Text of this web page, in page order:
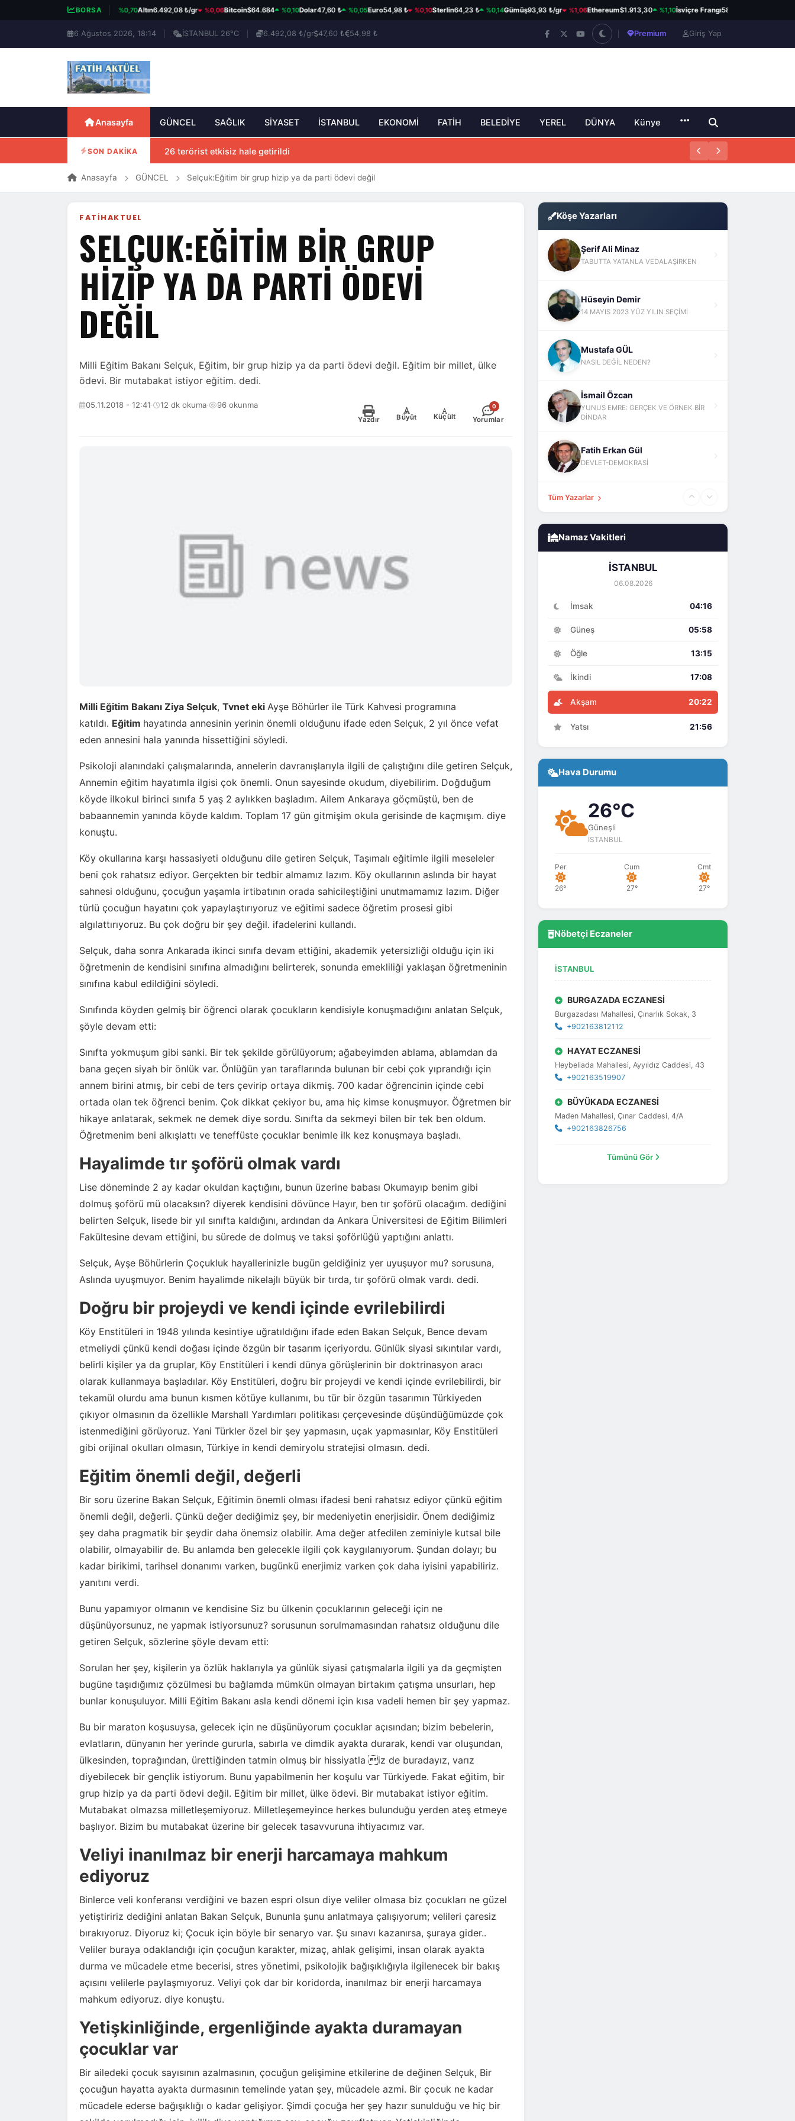
BORSA
BIST 10013.798,82 %0,70Altın6.492,08 ₺/gr %0,06Bitcoin$64.684 %0,10Dolar47,60 ₺ %0,05Euro54,98 ₺ %0,10Sterlin64,23 ₺ %0,14Gümüş93,93 ₺/gr %1,06Ethereum$1.913,30 %1,10İsviçre Frangı58,60 ₺
6 Ağustos 2026, 18:14 İSTANBUL 26°C 6.492,08 ₺/gr 47,60 ₺ 54,98 ₺ Premium Giriş Yap
Anasayfa GÜNCEL SAĞLIK SİYASET İSTANBUL EKONOMİ FATİH BELEDİYE YEREL DÜNYA Künye
SON DAKİKA 26 terörist etkisiz hale getirildi
Anasayfa GÜNCEL Selçuk:Eğitim bir grup hizip ya da parti ödevi değil
FATIHAKTUEL
SELÇUK:EĞITIM BIR GRUP
HIZIP YA DA PARTI ÖDEVI
DEĞIL
Milli Eğitim Bakanı Selçuk, Eğitim, bir grup hizip ya da parti ödevi değil. Eğitim bir millet, ülke
ödevi. Bir mutabakat istiyor eğitim. dedi.
05.11.2018 - 12:41· 12 dk okuma· 96 okunma
Yazdır
+
Büyüt
-
Küçült
0
Yorumlar
Milli Eğitim Bakanı Ziya Selçuk, Tvnet eki Ayşe Böhürler ile Türk Kahvesi programına
katıldı. Eğitim hayatında annesinin yerinin önemli olduğunu ifade eden Selçuk, 2 yıl önce vefat
eden annesini hala yanında hissettiğini söyledi.
Psikoloji alanındaki çalışmalarında, annelerin davranışlarıyla ilgili de çalıştığını dile getiren Selçuk,
Annemin eğitim hayatımla ilgisi çok önemli. Onun sayesinde okudum, diyebilirim. Doğduğum
köyde ilkokul birinci sınıfa 5 yaş 2 aylıkken başladım. Ailem Ankaraya göçmüştü, ben de
babaannemin yanında köyde kaldım. Toplam 17 gün gitmişim okula gerisinde de kaçmışım. diye
konuştu.
Köy okullarına karşı hassasiyeti olduğunu dile getiren Selçuk, Taşımalı eğitimle ilgili meseleler
beni çok rahatsız ediyor. Gerçekten bir tedbir almamız lazım. Köy okullarının aslında bir hayat
sahnesi olduğunu, çocuğun yaşamla irtibatının orada sahicileştiğini unutmamamız lazım. Diğer
türlü çocuğun hayatını çok yapaylaştırıyoruz ve eğitimi sadece öğretim prosesi gibi
algılattırıyoruz. Bu çok doğru bir şey değil. ifadelerini kullandı.
Selçuk, daha sonra Ankarada ikinci sınıfa devam ettiğini, akademik yetersizliği olduğu için iki
öğretmenin de kendisini sınıfına almadığını belirterek, sonunda emekliliği yaklaşan öğretmeninin
sınıfına kabul edildiğini söyledi.
Sınıfında köyden gelmiş bir öğrenci olarak çocukların kendisiyle konuşmadığını anlatan Selçuk,
şöyle devam etti:
Sınıfta yokmuşum gibi sanki. Bir tek şekilde görülüyorum; ağabeyimden ablama, ablamdan da
bana geçen siyah bir önlük var. Önlüğün yan taraflarında bulunan bir cebi çok yıprandığı için
annem birini atmış, bir cebi de ters çevirip ortaya dikmiş. 700 kadar öğrencinin içinde cebi
ortada olan tek öğrenci benim. Çok dikkat çekiyor bu, ama hiç kimse konuşmuyor. Öğretmen bir
hikaye anlatarak, sekmek ne demek diye sordu. Sınıfta da sekmeyi bilen bir tek ben oldum.
Öğretmenim beni alkışlattı ve teneffüste çocuklar benimle ilk kez konuşmaya başladı.
Hayalimde tır şoförü olmak vardı
Lise döneminde 2 ay kadar okuldan kaçtığını, bunun üzerine babası Okumayıp benim gibi
dolmuş şoförü mü olacaksın? diyerek kendisini dövünce Hayır, ben tır şoförü olacağım. dediğini
belirten Selçuk, lisede bir yıl sınıfta kaldığını, ardından da Ankara Üniversitesi de Eğitim Bilimleri
Fakültesine devam ettiğini, bu sürede de dolmuş ve taksi şoförlüğü yaptığını anlattı.
Selçuk, Ayşe Böhürlerin Çoçukluk hayallerinizle bugün geldiğiniz yer uyuşuyor mu? sorusuna,
Aslında uyuşmuyor. Benim hayalimde nikelajlı büyük bir tırda, tır şoförü olmak vardı. dedi.
Doğru bir projeydi ve kendi içinde evrilebilirdi
Köy Enstitüleri in 1948 yılında kesintiye uğratıldığını ifade eden Bakan Selçuk, Bence devam
etmeliydi çünkü kendi doğası içinde özgün bir tasarım içeriyordu. Günlük siyasi sıkıntılar vardı,
belirli kişiler ya da gruplar, Köy Enstitüleri i kendi dünya görüşlerinin bir doktrinasyon aracı
olarak kullanmaya başladılar. Köy Enstitüleri, doğru bir projeydi ve kendi içinde evrilebilirdi, bir
tekamül olurdu ama bunun kısmen kötüye kullanımı, bu tür bir özgün tasarımın Türkiyeden
çıkıyor olmasının da özellikle Marshall Yardımları politikası çerçevesinde düşündüğümüzde çok
istenmediğini görüyoruz. Yani Türkler özel bir şey yapmasın, uçak yapmasınlar, Köy Enstitüleri
gibi orijinal okulları olmasın, Türkiye in kendi demiryolu stratejisi olmasın. dedi.
Eğitim önemli değil, değerli
Bir soru üzerine Bakan Selçuk, Eğitimin önemli olması ifadesi beni rahatsız ediyor çünkü eğitim
önemli değil, değerli. Çünkü değer dediğimiz şey, bir medeniyetin enerjisidir. Önem dediğimiz
şey daha pragmatik bir şeydir daha önemsiz olabilir. Ama değer atfedilen zeminiyle kutsal bile
olabilir, olmayabilir de. Bu anlamda ben gelecekle ilgili çok kaygılanıyorum. Şundan dolayı; bu
kadar birikimi, tarihsel donanımı varken, bugünkü enerjimiz varken çok daha iyisini yapabiliriz.
yanıtını verdi.
Bunu yapamıyor olmanın ve kendisine Siz bu ülkenin çocuklarının geleceği için ne
düşünüyorsunuz, ne yapmak istiyorsunuz? sorusunun sorulmamasından rahatsız olduğunu dile
getiren Selçuk, sözlerine şöyle devam etti:
Sorulan her şey, kişilerin ya özlük haklarıyla ya günlük siyasi çatışmalarla ilgili ya da geçmişten
bugüne taşıdığımız çözülmesi bu bağlamda mümkün olmayan birtakım çatışma unsurları, hep
bunlar konuşuluyor. Milli Eğitim Bakanı asla kendi dönemi için kısa vadeli hemen bir şey yapmaz.
Bu bir maraton koşusuysa, gelecek için ne düşünüyorum çocuklar açısından; bizim bebelerin,
evlatların, dünyanın her yerinde gururla, sabırla ve dimdik ayakta durarak, kendi var oluşundan,
ülkesinden, toprağından, ürettiğinden tatmin olmuş bir hissiyatla iz de buradayız, varız
diyebilecek bir gençlik istiyorum. Bunu yapabilmenin her koşulu var Türkiyede. Fakat eğitim, bir
grup hizip ya da parti ödevi değil. Eğitim bir millet, ülke ödevi. Bir mutabakat istiyor eğitim.
Mutabakat olmazsa milletleşemiyoruz. Milletleşemeyince herkes bulunduğu yerden ateş etmeye
başlıyor. Bizim bu mutabakat üzerine bir gelecek tasavvuruna ihtiyacımız var.
Veliyi inanılmaz bir enerji harcamaya mahkum
ediyoruz
Binlerce veli konferansı verdiğini ve bazen espri olsun diye veliler olmasa biz çocukları ne güzel
yetiştiririz dediğini anlatan Bakan Selçuk, Bununla şunu anlatmaya çalışıyorum; velileri çaresiz
bırakıyoruz. Diyoruz ki; Çocuk için böyle bir senaryo var. Şu sınavı kazanırsa, şuraya gider..
Veliler buraya odaklandığı için çocuğun karakter, mizaç, ahlak gelişimi, insan olarak ayakta
durma ve mücadele etme becerisi, stres yönetimi, psikolojik bağışıklığıyla ilgilenecek bir bakış
açısını velilerle paylaşmıyoruz. Veliyi çok dar bir koridorda, inanılmaz bir enerji harcamaya
mahkum ediyoruz. diye konuştu.
Yetişkinliğinde, ergenliğinde ayakta duramayan
çocuklar var
Bir ailedeki çocuk sayısının azalmasının, çocuğun gelişimine etkilerine de değinen Selçuk, Bir
çocuğun hayatta ayakta durmasının temelinde yatan şey, mücadele azmi. Bir çocuk ne kadar
mücadele ederse bağışıklığı o kadar gelişiyor. Şimdi çocuğa her şey hazır sunulduğu ve hiç bir
Köşe Yazarları
Şerif Ali Minaz
TABUTTA YATANLA VEDALAŞIRKEN
Hüseyin Demir
14 MAYIS 2023 YÜZ YILIN SEÇİMİ
Mustafa GÜL
NASIL DEĞİL NEDEN?
İsmail Özcan
YUNUS EMRE: GERÇEK VE ÖRNEK BİR
DİNDAR
Fatih Erkan Gül
DEVLET-DEMOKRASİ
Tüm Yazarlar
Namaz Vakitleri
İSTANBUL
06.08.2026
İmsak 04:16
Güneş 05:58
Öğle 13:15
İkindi 17:08
Akşam 20:22
Yatsı 21:56
Hava Durumu
26°C
Güneşli
İSTANBUL
Per
26°
Cum
27°
Cmt
27°
Nöbetçi Eczaneler
İSTANBUL
BURGAZADA ECZANESİ
Burgazadası Mahallesi, Çınarlık Sokak, 3
+902163812112
HAYAT ECZANESİ
Heybeliada Mahallesi, Ayyıldız Caddesi, 43
+902163519907
BÜYÜKADA ECZANESİ
Maden Mahallesi, Çınar Caddesi, 4/A
+902163826756
Tümünü Gör